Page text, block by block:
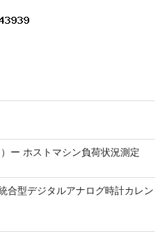
ー ホストマシン負荷状況測定
合型デジタルアナログ時計カレン